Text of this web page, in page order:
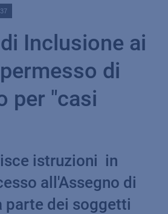
Inclusione ai
di
per "casi
istruzioni in
all'Assegno di
parte dei soggetti